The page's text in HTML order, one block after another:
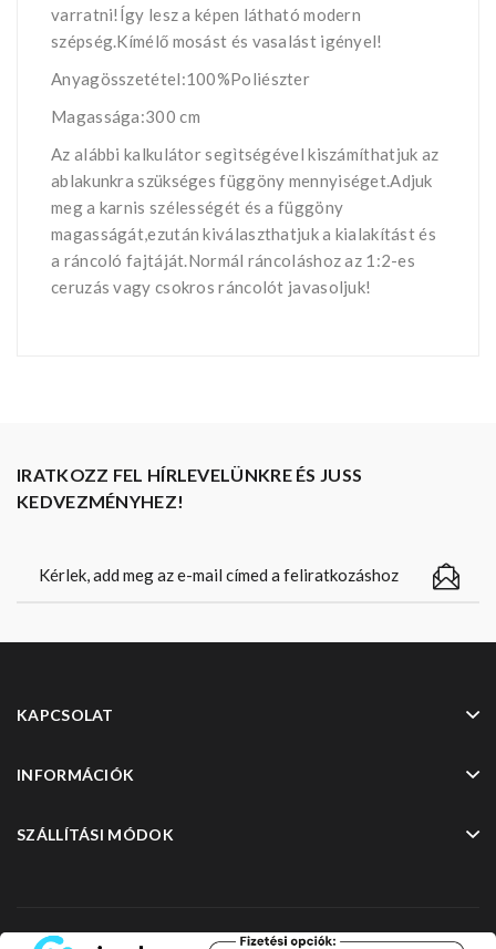
varratni!Így lesz a képen látható modern
szépség.Kímélő mosást és vasalást igényel!
Anyagösszetétel:100%Poliészter
Magassága:300 cm
Az alábbi kalkulátor segìtségével kiszámíthatjuk az
ablakunkra szükséges függöny mennyiséget.Adjuk
meg a karnis szélességét és a függöny
magasságát,ezután kiválaszthatjuk a kialakítást és
a ráncoló fajtáját.Normál ráncoláshoz az 1:2-es
ceruzás vagy csokros ráncolót javasoljuk!
IRATKOZZ FEL HÍRLEVELÜNKRE ÉS JUSS
KEDVEZMÉNYHEZ!
KAPCSOLAT
INFORMÁCIÓK
SZÁLLÍTÁSI MÓDOK